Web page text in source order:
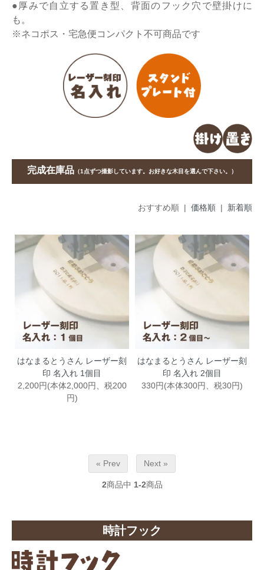
●厚みで自立する置き型、背面のフック穴で壁掛けに
も。
※ネコポス・宅急便コンパクト不可商品です
完成在庫品 （1点ずつ撮影しています。お好きな木目を選んで下さい。）
おすすめ順 | 価格順 | 新着順
はなまるとうさん レーザー刻
印 名入れ 1個目
2,200円(本体2,000円、税200
円)
はなまるとうさん レーザー刻
印 名入れ 2個目
330円(本体300円、税30円)
« Prev Next »
2商品中 1-2商品
時計フック